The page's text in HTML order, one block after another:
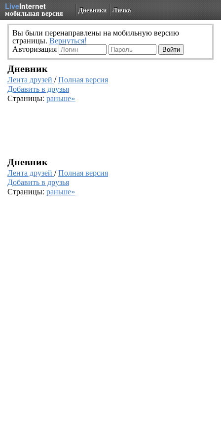
LiveInternet
мобильная версия Дневники Личка
Вы были перенаправлены на мобильную версию
страницы. Вернуться!
Авторизация
Дневник
Лента друзей /Полная версия
Добавить в друзья
Страницы: раньше»
Дневник
Лента друзей /Полная версия
Добавить в друзья
Страницы: раньше»